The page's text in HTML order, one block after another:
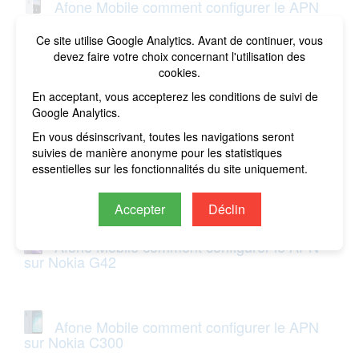
Ce site utilise Google Analytics. Avant de continuer, vous
devez faire votre choix concernant l'utilisation des
cookies.
En acceptant, vous accepterez les conditions de suivi de
Google Analytics.
En vous désinscrivant, toutes les navigations seront
suivies de manière anonyme pour les statistiques
essentielles sur les fonctionnalités du site uniquement.
Accepter Déclin
Afone Mobile comment configurer le APN
sur Nokia C210
Afone Mobile comment configurer le APN
Afone Mobile comment configurer le APN
sur Nokia G42
Afone Mobile comment configurer le APN
sur Nokia C300